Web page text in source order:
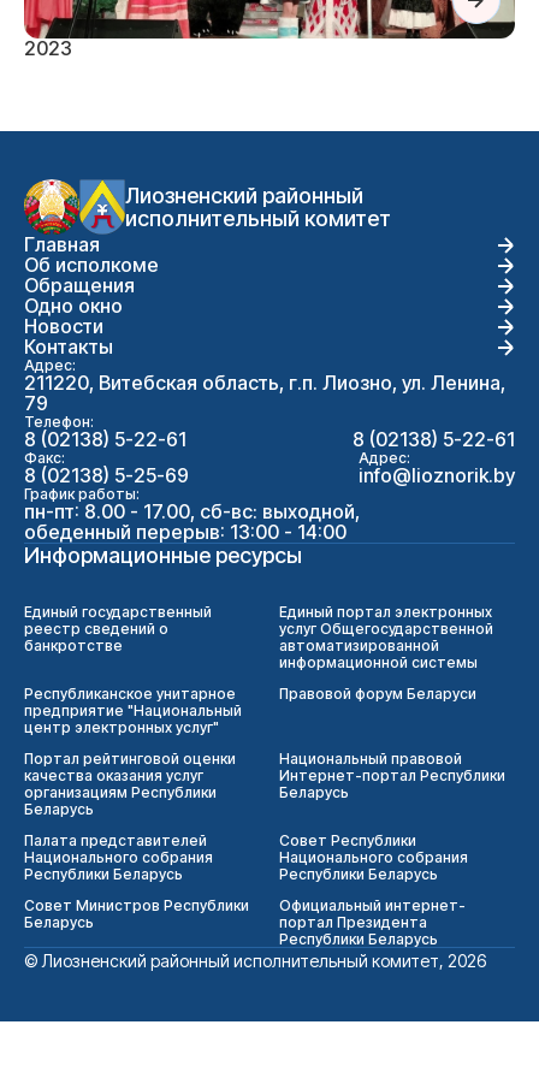
2023
Лиозненский районный
исполнительный комитет
Главная
Об исполкоме
Обращения
Одно окно
Новости
Контакты
Адрес:
211220, Витебская область, г.п. Лиозно, ул. Ленина,
79
Телефон:
8 (02138) 5-22-61 8 (02138) 5-22-61
Факс:
8 (02138) 5-25-69
Адрес:
info@lioznorik.by
График работы:
пн-пт: 8.00 - 17.00, сб-вс: выходной,
обеденный перерыв: 13:00 - 14:00
Информационные ресурсы
Единый государственный
реестр сведений о
банкротстве
Единый портал электронных
услуг Общегосударственной
автоматизированной
информационной системы
Республиканское унитарное
предприятие "Национальный
центр электронных услуг"
Правовой форум Беларуси
Портал рейтинговой оценки
качества оказания услуг
организациям Республики
Беларусь
Национальный правовой
Интернет-портал Республики
Беларусь
Палата представителей
Национального собрания
Республики Беларусь
Совет Республики
Национального собрания
Республики Беларусь
Совет Министров Республики
Беларусь
Официальный интернет-
портал Президента
Республики Беларусь
© Лиозненский районный исполнительный комитет, 2026